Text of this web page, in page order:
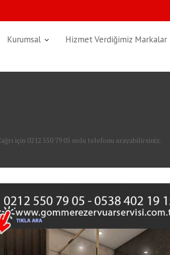
Kurumsal Hizmet Verdiğimiz Markalar
için 0212 550 79 05 nolu telefonu arayabilirsiniz.